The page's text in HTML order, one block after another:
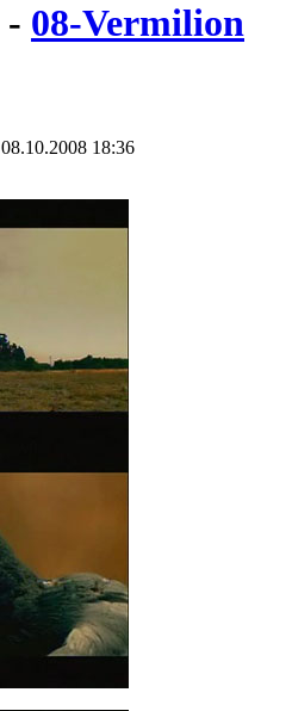
- 08-Vermilion
08.10.2008 18:36